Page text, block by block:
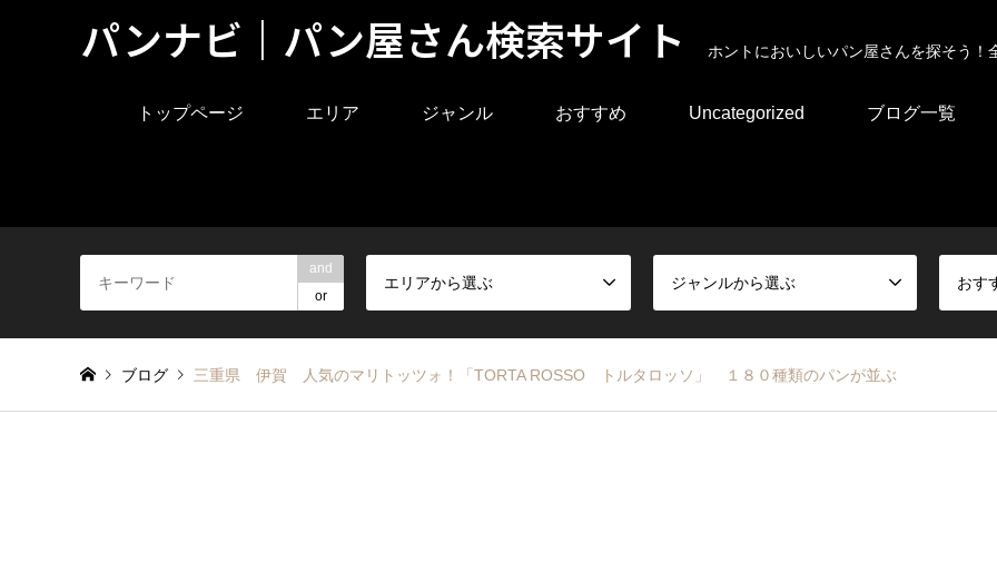
パンナビ｜パン屋さん検索サイト ホントにおいしいパン屋さんを探そう
トップページ エリア ジャンル おすすめ Uncategorized ブログ一覧
and
or
エリアから選ぶ ジャンルから選ぶ おす
ブログ 三重県 伊賀 人気のマリトッツォ！「TORTA ROSSO トルタロッソ」 １８０種類のパンが並ぶ